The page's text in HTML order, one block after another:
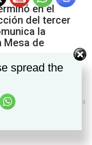
en el
del tercer
la
Mesa de
hecha noticia"
ruta de evacuación a la
spread the
ID